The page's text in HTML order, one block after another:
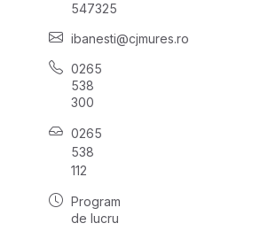
547325
ibanesti@cjmures.ro
0265
538
300
0265
538
112
Program
de lucru